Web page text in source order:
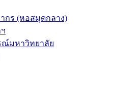
กร (หอสมุดกลาง)
ณ์มหาวิทยาลัย